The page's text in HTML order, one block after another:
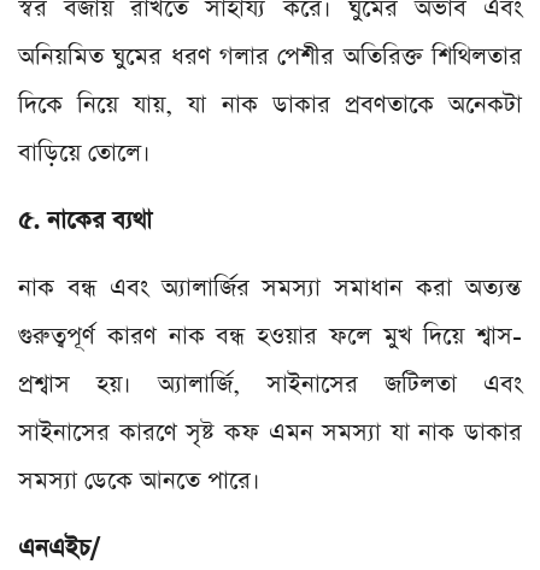
স্বর বজায় রাখতে সাহায্য করে। ঘুমের অভাব এবং
অনিয়মিত ঘুমের ধরণ গলার পেশীর অতিরিক্ত শিথিলতার
দিকে নিয়ে যায়, যা নাক ডাকার প্রবণতাকে অনেকটা
বাড়িয়ে তোলে।
৫. নাকের ব্যথা
নাক বন্ধ এবং অ্যালার্জির সমস্যা সমাধান করা অত্যন্ত
গুরুত্বপূর্ণ কারণ নাক বন্ধ হওয়ার ফলে মুখ দিয়ে শ্বাস-
প্রশ্বাস হয়। অ্যালার্জি, সাইনাসের জটিলতা এবং
সাইনাসের কারণে সৃষ্ট কফ এমন সমস্যা যা নাক ডাকার
সমস্যা ডেকে আনতে পারে।
এনএইচ/